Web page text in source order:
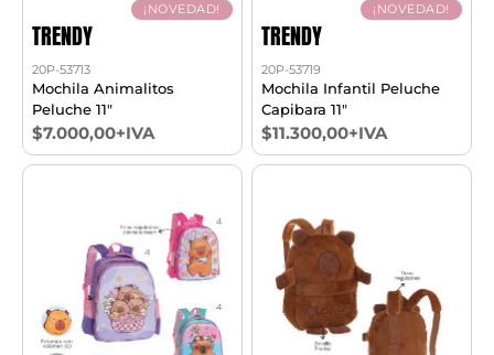
¡NOVEDAD!
TRENDY
20P-53713
Mochila Animalitos
Peluche 11"
$7.000,00+IVA
¡NOVEDAD!
TRENDY
20P-53719
Mochila Infantil Peluche
Capibara 11"
$11.300,00+IVA